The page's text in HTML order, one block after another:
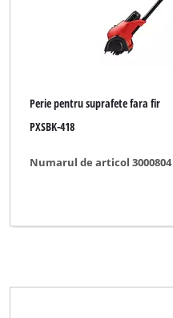
Perie pentru suprafete fara fir
PXSBK-418
Numarul de articol 3000804